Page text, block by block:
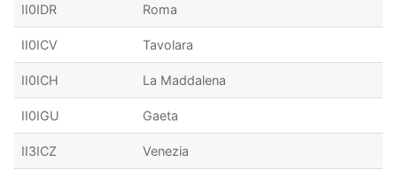
II0IDR Roma
II0ICV Tavolara
II0ICH La Maddalena
II0IGU Gaeta
II3ICZ Venezia